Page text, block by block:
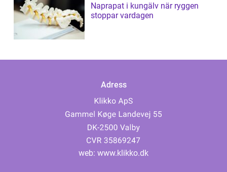
Naprapat i kungälv när ryggen
stoppar vardagen
Adress
web: www.klikko.dk